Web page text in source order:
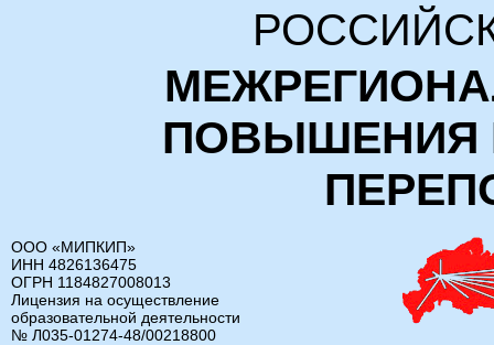
ПОВЫШЕНИЯ
ООО «МИПКИП»
ИНН 4826136475
ОГРН 1184827008013
Лицензия на осуществление
образовательной деятельности
№ Л035-01274-48/00218800